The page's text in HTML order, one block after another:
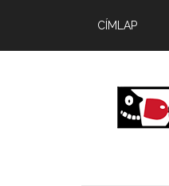
CÍMLAP